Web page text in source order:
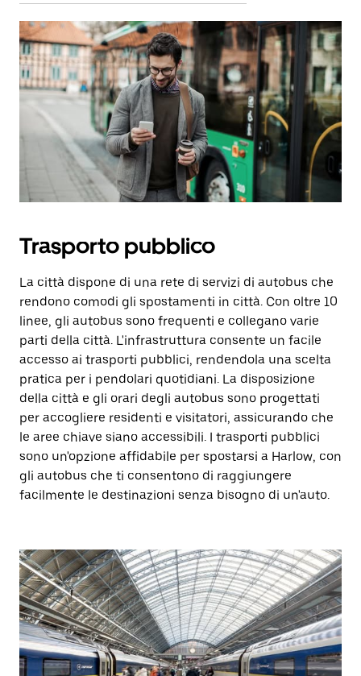
Trasporto pubblico
La città dispone di una rete di servizi di autobus che
rendono comodi gli spostamenti in città. Con oltre 10
linee, gli autobus sono frequenti e collegano varie
parti della città. L'infrastruttura consente un facile
accesso ai trasporti pubblici, rendendola una scelta
pratica per i pendolari quotidiani. La disposizione
della città e gli orari degli autobus sono progettati
per accogliere residenti e visitatori, assicurando che
le aree chiave siano accessibili. I trasporti pubblici
sono un'opzione affidabile per spostarsi a Harlow, con
gli autobus che ti consentono di raggiungere
facilmente le destinazioni senza bisogno di un'auto.